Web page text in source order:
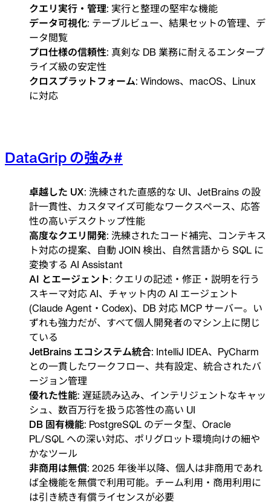
クエリ実行・管理: 実行と整理の堅牢な機能
データ可視化: テーブルビュー、結果セットの管理、デ
ータ閲覧
プロ仕様の信頼性: 真剣な DB 業務に耐えるエンタープ
ライズ級の安定性
クロスプラットフォーム: Windows、macOS、Linux
に対応
DataGrip の強み#
卓越した UX: 洗練された直感的な UI、JetBrains の設
計一貫性、カスタマイズ可能なワークスペース、応答
性の高いデスクトップ性能
高度なクエリ開発: 洗練されたコード補完、コンテキス
ト対応の提案、自動 JOIN 検出、自然言語から SQL に
変換する AI Assistant
AI とエージェント: クエリの記述・修正・説明を行う
スキーマ対応 AI、チャット内の AI エージェント
(Claude Agent・Codex)、DB 対応 MCP サーバー。い
ずれも強力だが、すべて個人開発者のマシン上に閉じ
ている
JetBrains エコシステム統合: IntelliJ IDEA、PyCharm
との一貫したワークフロー、共有設定、統合されたバ
ージョン管理
優れた性能: 遅延読み込み、インテリジェントなキャッ
シュ、数百万行を扱う応答性の高い UI
DB 固有機能: PostgreSQL のデータ型、Oracle
PL/SQL への深い対応、ポリグロット環境向けの細や
かなツール
非商用は無償: 2025 年後半以降、個人は非商用であれ
ば全機能を無償で利用可能。チーム利用・商用利用に
は引き続き有償ライセンスが必要